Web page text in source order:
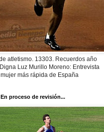
atletismo. 13303. Recuerdos año
Luz Murillo Moreno: Entrevista
más rápida de España
En proceso de revisión...